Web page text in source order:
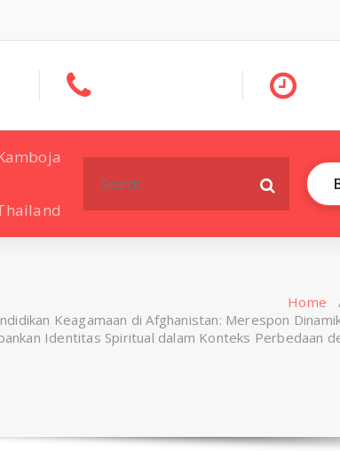
for:
Home
Keagamaan di Afghanistan: Merespon
Identitas Spiritual dalam Konteks Perbedaan